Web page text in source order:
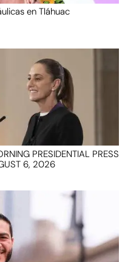
en Tláhuac
PRESIDENTIAL PRESS
6, 2026